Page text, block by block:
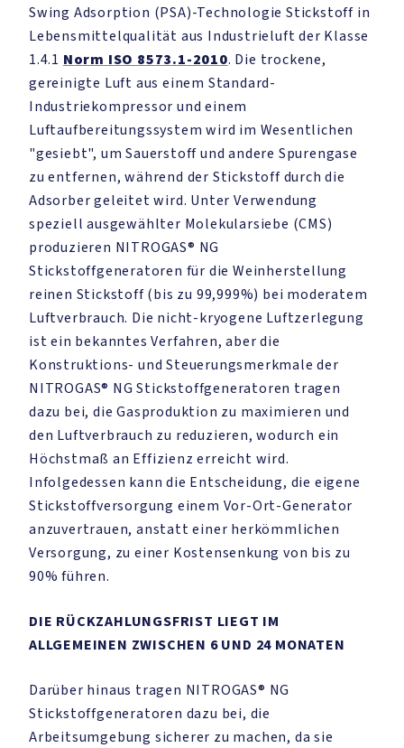
Swing Adsorption (PSA)-Technologie Stickstoff in
Lebensmittelqualität aus Industrieluft der Klasse
1.4.1 Norm ISO 8573.1-2010. Die trockene,
gereinigte Luft aus einem Standard-
Industriekompressor und einem
Luftaufbereitungssystem wird im Wesentlichen
"gesiebt", um Sauerstoff und andere Spurengase
zu entfernen, während der Stickstoff durch die
Adsorber geleitet wird. Unter Verwendung
speziell ausgewählter Molekularsiebe (CMS)
produzieren NITROGAS® NG
Stickstoffgeneratoren für die Weinherstellung
reinen Stickstoff (bis zu 99,999%) bei moderatem
Luftverbrauch. Die nicht-kryogene Luftzerlegung
ist ein bekanntes Verfahren, aber die
Konstruktions- und Steuerungsmerkmale der
NITROGAS® NG Stickstoffgeneratoren tragen
dazu bei, die Gasproduktion zu maximieren und
den Luftverbrauch zu reduzieren, wodurch ein
Höchstmaß an Effizienz erreicht wird.
Infolgedessen kann die Entscheidung, die eigene
Stickstoffversorgung einem Vor-Ort-Generator
anzuvertrauen, anstatt einer herkömmlichen
Versorgung, zu einer Kostensenkung von bis zu
90% führen.
DIE RÜCKZAHLUNGSFRIST LIEGT IM
ALLGEMEINEN ZWISCHEN 6 UND 24 MONATEN
Darüber hinaus tragen NITROGAS® NG
Stickstoffgeneratoren dazu bei, die
Arbeitsumgebung sicherer zu machen, da sie